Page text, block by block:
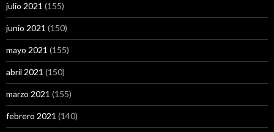
julio 2021 (155)
junio 2021 (150)
mayo 2021 (155)
abril 2021 (150)
marzo 2021 (155)
febrero 2021 (140)